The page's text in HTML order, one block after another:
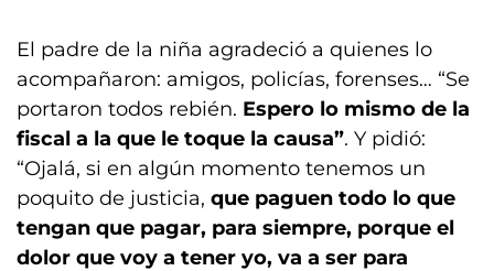
El padre de la niña agradeció a quienes lo
acompañaron: amigos, policías, forenses… “Se
portaron todos rebién. Espero lo mismo de la
fiscal a la que le toque la causa”. Y pidió:
“Ojalá, si en algún momento tenemos un
poquito de justicia, que paguen todo lo que
tengan que pagar, para siempre, porque el
dolor que voy a tener yo, va a ser para